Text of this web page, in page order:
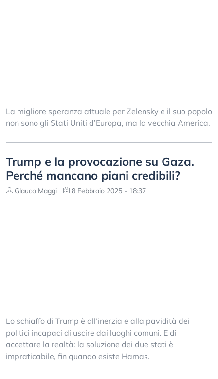
La migliore speranza attuale per Zelensky e il suo popolo
non sono gli Stati Uniti d’Europa, ma la vecchia America.
Trump e la provocazione su Gaza.
Perché mancano piani credibili?
Glauco Maggi 8 Febbraio 2025 - 18:37
Lo schiaffo di Trump è all’inerzia e alla pavidità dei
politici incapaci di uscire dai luoghi comuni. E di
accettare la realtà: la soluzione dei due stati è
impraticabile, fin quando esiste Hamas.